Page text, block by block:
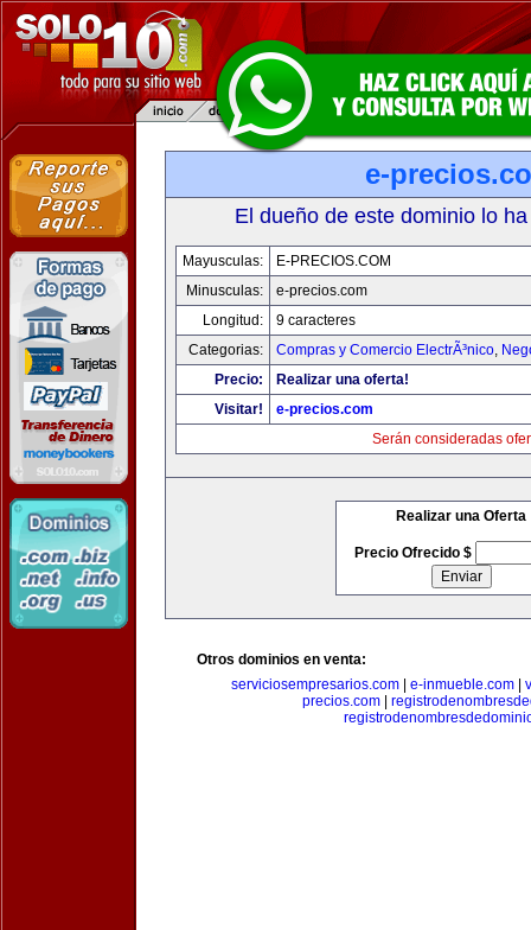
e-
El dueño de este dominio lo
Mayusculas:
E-PRECIOS.COM
Minusculas:
e-precios.com
Longitud:
9 caracteres
Categorias:
Compras y Comercio ElectrÃ³nico,
Precio:
Realizar una oferta!
Visitar!
e-precios.com
Serán consideradas
Realizar una Oferta
Precio Ofrecido $
Otros dominios en venta:
serviciosempresarios.com| e-inmueble.com|
precios.com